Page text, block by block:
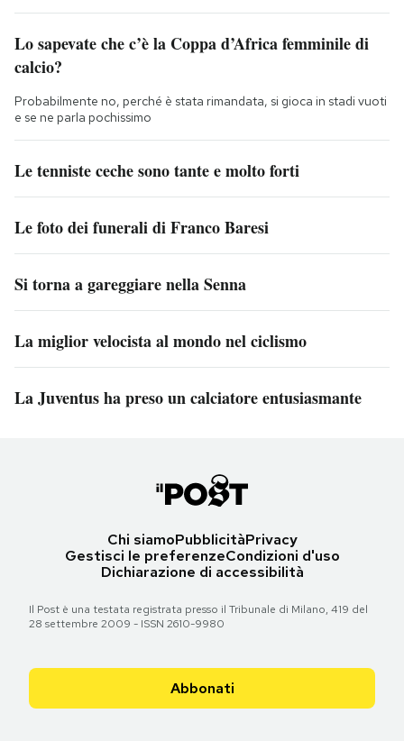
Lo sapevate che c’è la Coppa d’Africa femminile di
calcio?
Probabilmente no, perché è stata rimandata, si gioca in stadi vuoti
e se ne parla pochissimo
Le tenniste ceche sono tante e molto forti
Le foto dei funerali di Franco Baresi
Si torna a gareggiare nella Senna
La miglior velocista al mondo nel ciclismo
La Juventus ha preso un calciatore entusiasmante
Chi siamoPubblicitàPrivacy
Gestisci le preferenzeCondizioni d'uso
Dichiarazione di accessibilità
Il Post è una testata registrata presso il Tribunale di Milano, 419 del
28 settembre 2009 - ISSN 2610-9980
Abbonati